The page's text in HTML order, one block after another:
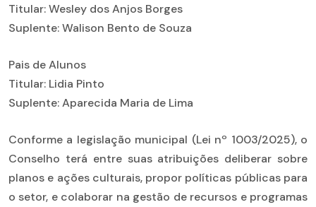
Titular: Wesley dos Anjos Borges
Suplente: Walison Bento de Souza
Pais de Alunos
Titular: Lidia Pinto
Suplente: Aparecida Maria de Lima
Conforme a legislação municipal (Lei nº 1003/2025), o
Conselho terá entre suas atribuições deliberar sobre
planos e ações culturais, propor políticas públicas para
o setor, e colaborar na gestão de recursos e programas